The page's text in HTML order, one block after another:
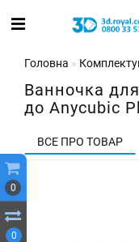
0
0
Головна
Ванночка
до Anycubic
ВСЕ ПРО ТОВАР